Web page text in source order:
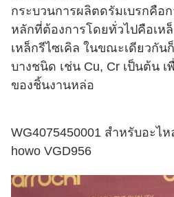
กระบวนการผลิตดรัมเบรกคือ
หลักที่ต้องการโดยทั่วไปคือเห
เหล็กรีไซเคิล ในขณะเดียวกัน
บางชนิด เช่น Cu, Cr เป็นต้น
ของชิ้นงานหล่อ
WG4075450001 สำหรับอะไ
howo VGD956